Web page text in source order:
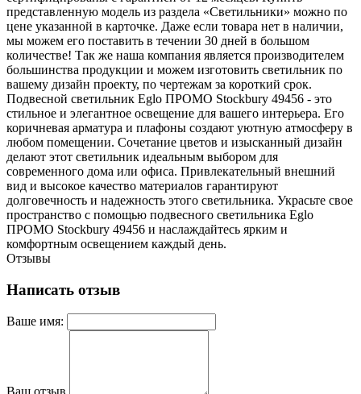
представленную модель из раздела «Светильники» можно по
цене указанной в карточке. Даже если товара нет в наличии,
мы можем его поставить в течении 30 дней в большом
количестве! Так же наша компания является производителем
большинства продукции и можем изготовить светильник по
вашему дизайн проекту, по чертежам за короткий срок.
Подвесной светильник Eglo ПРОМО Stockbury 49456 - это
стильное и элегантное освещение для вашего интерьера. Его
коричневая арматура и плафоны создают уютную атмосферу в
любом помещении. Сочетание цветов и изысканный дизайн
делают этот светильник идеальным выбором для
современного дома или офиса. Привлекательный внешний
вид и высокое качество материалов гарантируют
долговечность и надежность этого светильника. Украсьте свое
пространство с помощью подвесного светильника Eglo
ПРОМО Stockbury 49456 и наслаждайтесь ярким и
комфортным освещением каждый день.
Отзывы
Написать отзыв
Ваше имя: